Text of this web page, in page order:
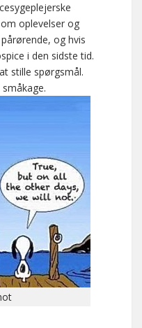
oplevelser og
og hvis
i den sidste tid.
stille spørgsmål.